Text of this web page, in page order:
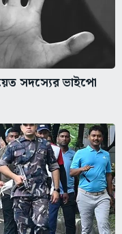
সদস্যের ভাইপো